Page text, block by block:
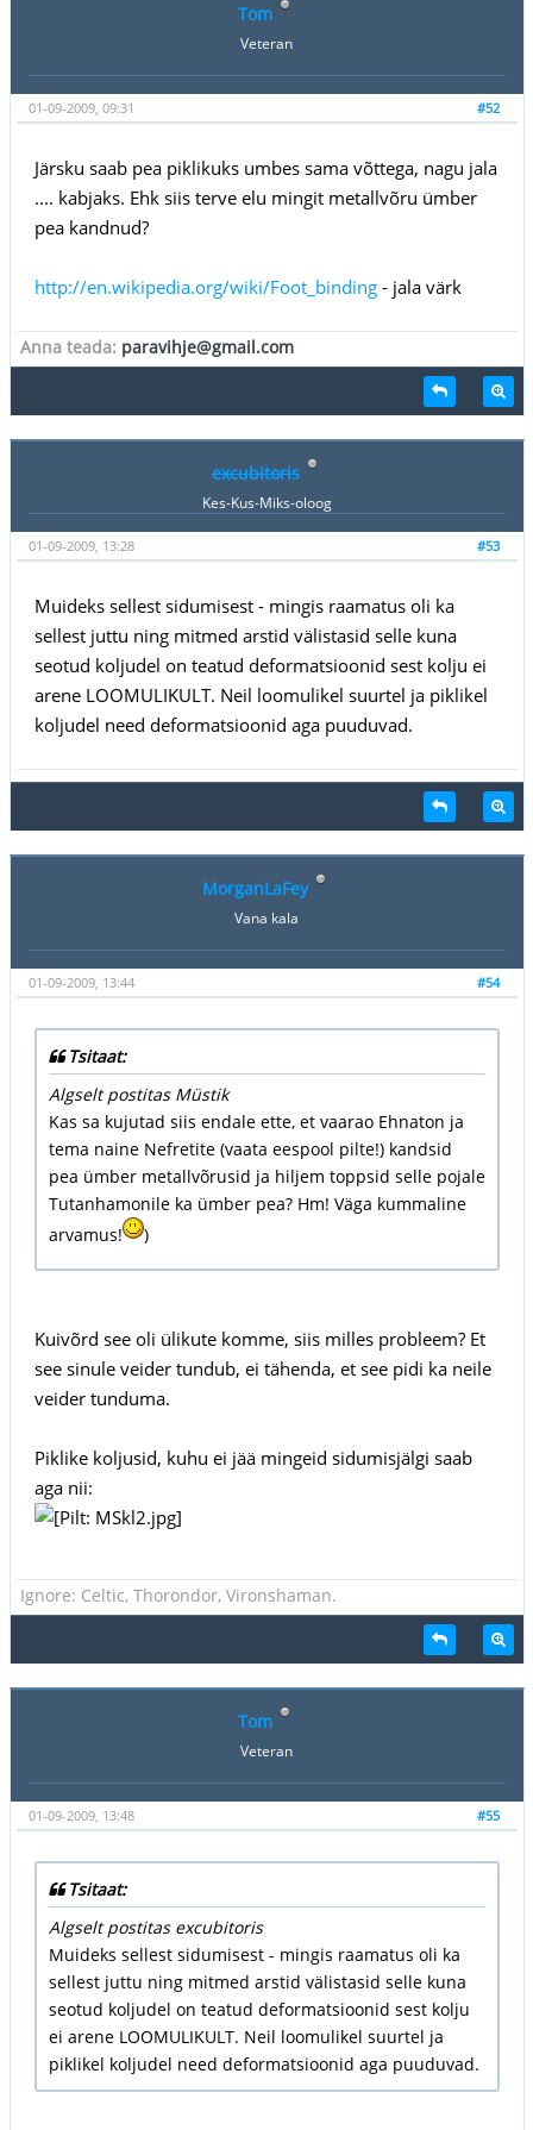
Tom
Veteran
#52
01-09-2009, 09:31
Järsku saab pea piklikuks umbes sama võttega, nagu jala
.... kabjaks. Ehk siis terve elu mingit metallvõru ümber
pea kandnud?
http://en.wikipedia.org/wiki/Foot_binding- jala värk
Anna teada: paravihje@gmail.com
excubitoris
Kes-Kus-Miks-oloog
#53
01-09-2009, 13:28
Muideks sellest sidumisest - mingis raamatus oli ka
sellest juttu ning mitmed arstid välistasid selle kuna
seotud koljudel on teatud deformatsioonid sest kolju ei
arene LOOMULIKULT. Neil loomulikel suurtel ja piklikel
koljudel need deformatsioonid aga puuduvad.
MorganLaFey
Vana kala
#54
01-09-2009, 13:44
Tsitaat:
Algselt postitas Müstik
Kas sa kujutad siis endale ette, et vaarao Ehnaton ja
tema naine Nefretite (vaata eespool pilte!) kandsid
pea ümber metallvõrusid ja hiljem toppsid selle pojale
Tutanhamonile ka ümber pea? Hm! Väga kummaline
arvamus!
)
Kuivõrd see oli ülikute komme, siis milles probleem? Et
see sinule veider tundub, ei tähenda, et see pidi ka neile
veider tunduma.
Piklike koljusid, kuhu ei jää mingeid sidumisjälgi saab
aga nii:
Ignore: Celtic, Thorondor, Vironshaman.
Tom
Veteran
#55
01-09-2009, 13:48
Tsitaat:
Algselt postitas excubitoris
Muideks sellest sidumisest - mingis raamatus oli ka
sellest juttu ning mitmed arstid välistasid selle kuna
seotud koljudel on teatud deformatsioonid sest kolju
ei arene LOOMULIKULT. Neil loomulikel suurtel ja
piklikel koljudel need deformatsioonid aga puuduvad.